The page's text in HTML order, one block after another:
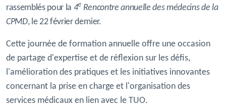
rassemblés pour la 4e Rencontre annuelle des médecins de la
CPMD, le 22 février dernier.
Cette journée de formation annuelle offre une occasion
de partage d'expertise et de réflexion sur les défis,
l'amélioration des pratiques et les initiatives innovantes
concernant la prise en charge et l'organisation des
services médicaux en lien avec le TUO.